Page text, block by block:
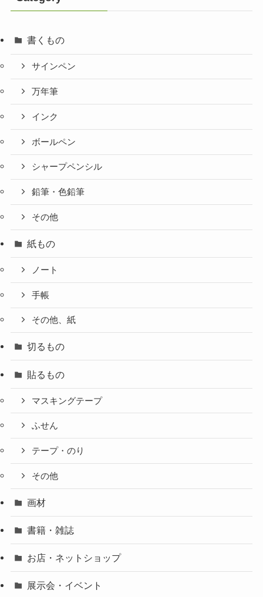
書くもの
サインペン
万年筆
インク
ボールペン
シャープペンシル
鉛筆・色鉛筆
その他
紙もの
ノート
手帳
その他、紙
切るもの
貼るもの
マスキングテープ
ふせん
テープ・のり
その他
画材
書籍・雑誌
お店・ネットショップ
展示会・イベント